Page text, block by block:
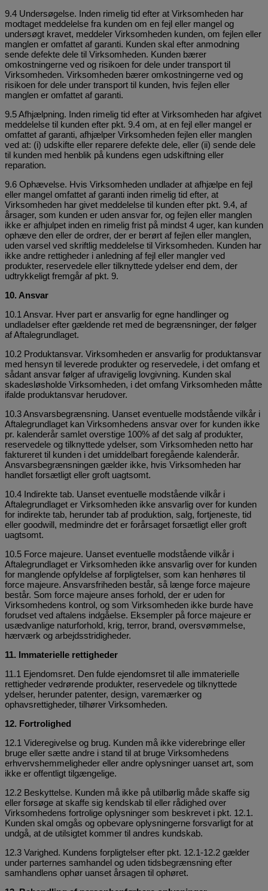
9.4 Undersøgelse. Inden rimelig tid efter at Virksomheden har
modtaget meddelelse fra kunden om en fejl eller mangel og
undersøgt kravet, meddeler Virksomheden kunden, om fejlen eller
manglen er omfattet af garanti. Kunden skal efter anmodning
sende defekte dele til Virksomheden. Kunden bærer
omkostningerne ved og risikoen for dele under transport til
Virksomheden. Virksomheden bærer omkostningerne ved og
risikoen for dele under transport til kunden, hvis fejlen eller
manglen er omfattet af garanti.
9.5 Afhjælpning. Inden rimelig tid efter at Virksomheden har afgivet
meddelelse til kunden efter pkt. 9.4 om, at en fejl eller mangel er
omfattet af garanti, afhjælper Virksomheden fejlen eller manglen
ved at: (i) udskifte eller reparere defekte dele, eller (ii) sende dele
til kunden med henblik på kundens egen udskiftning eller
reparation.
9.6 Ophævelse. Hvis Virksomheden undlader at afhjælpe en fejl
eller mangel omfattet af garanti inden rimelig tid efter, at
Virksomheden har givet meddelelse til kunden efter pkt. 9.4, af
årsager, som kunden er uden ansvar for, og fejlen eller manglen
ikke er afhjulpet inden en rimelig frist på mindst 4 uger, kan kunden
ophæve den eller de ordrer, der er berørt af fejlen eller manglen,
uden varsel ved skriftlig meddelelse til Virksomheden. Kunden har
ikke andre rettigheder i anledning af fejl eller mangler ved
produkter, reservedele eller tilknyttede ydelser end dem, der
udtrykkeligt fremgår af pkt. 9.
10. Ansvar
10.1 Ansvar. Hver part er ansvarlig for egne handlinger og
undladelser efter gældende ret med de begrænsninger, der følger
af Aftalegrundlaget.
10.2 Produktansvar. Virksomheden er ansvarlig for produktansvar
med hensyn til leverede produkter og reservedele, i det omfang et
sådant ansvar følger af ufravigelig lovgivning. Kunden skal
skadesløsholde Virksomheden, i det omfang Virksomheden måtte
ifalde produktansvar herudover.
10.3 Ansvarsbegrænsning. Uanset eventuelle modstående vilkår i
Aftalegrundlaget kan Virksomhedens ansvar over for kunden ikke
pr. kalenderår samlet overstige 100% af det salg af produkter,
reservedele og tilknyttede ydelser, som Virksomheden netto har
faktureret til kunden i det umiddelbart foregående kalenderår.
Ansvarsbegrænsningen gælder ikke, hvis Virksomheden har
handlet forsætligt eller groft uagtsomt.
10.4 Indirekte tab. Uanset eventuelle modstående vilkår i
Aftalegrundlaget er Virksomheden ikke ansvarlig over for kunden
for indirekte tab, herunder tab af produktion, salg, fortjeneste, tid
eller goodwill, medmindre det er forårsaget forsætligt eller groft
uagtsomt.
10.5 Force majeure. Uanset eventuelle modstående vilkår i
Aftalegrundlaget er Virksomheden ikke ansvarlig over for kunden
for manglende opfyldelse af forpligtelser, som kan henhøres til
force majeure. Ansvarsfriheden består, så længe force majeure
består. Som force majeure anses forhold, der er uden for
Virksomhedens kontrol, og som Virksomheden ikke burde have
forudset ved aftalens indgåelse. Eksempler på force majeure er
usædvanlige naturforhold, krig, terror, brand, oversvømmelse,
hærværk og arbejdsstridigheder.
11. Immaterielle rettigheder
11.1 Ejendomsret. Den fulde ejendomsret til alle immaterielle
rettigheder vedrørende produkter, reservedele og tilknyttede
ydelser, herunder patenter, design, varemærker og
ophavsrettigheder, tilhører Virksomheden.
12. Fortrolighed
12.1 Videregivelse og brug. Kunden må ikke viderebringe eller
bruge eller sætte andre i stand til at bruge Virksomhedens
erhvervshemmeligheder eller andre oplysninger uanset art, som
ikke er offentligt tilgængelige.
12.2 Beskyttelse. Kunden må ikke på utilbørlig måde skaffe sig
eller forsøge at skaffe sig kendskab til eller rådighed over
Virksomhedens fortrolige oplysninger som beskrevet i pkt. 12.1.
Kunden skal omgås og opbevare oplysningerne forsvarligt for at
undgå, at de utilsigtet kommer til andres kundskab.
12.3 Varighed. Kundens forpligtelser efter pkt. 12.1-12.2 gælder
under parternes samhandel og uden tidsbegrænsning efter
samhandlens ophør uanset årsagen til ophøret.